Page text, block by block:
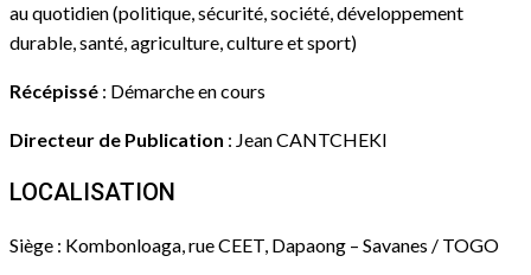
au quotidien (politique, sécurité, société, développement
durable, santé, agriculture, culture et sport)
Récépissé : Démarche en cours
Directeur de Publication : Jean CANTCHEKI
LOCALISATION
Siège : Kombonloaga, rue CEET, Dapaong – Savanes / TOGO